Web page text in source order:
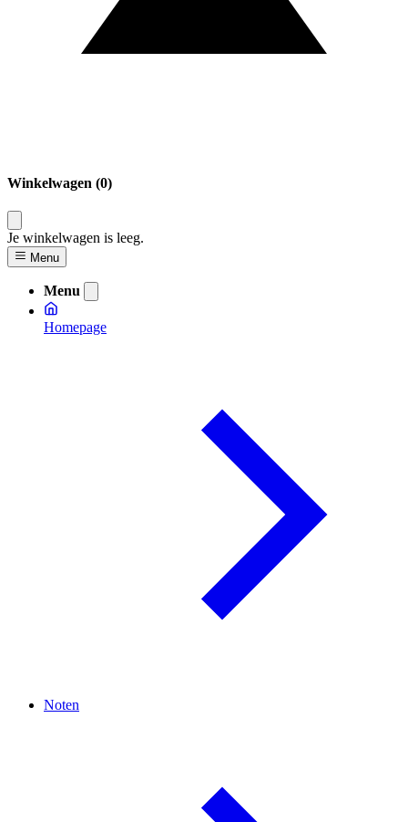
Winkelwagen (0)
Je winkelwagen is leeg.
Menu
Menu
Homepage
Noten